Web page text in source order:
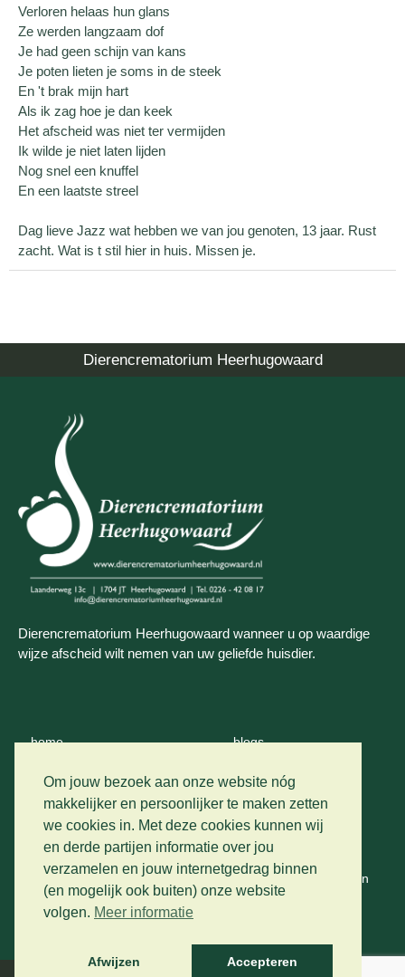
Om jouw bezoek aan onze website nóg
makkelijker en persoonlijker te maken zetten
we cookies in. Met deze cookies kunnen wij
en derde partijen informatie over jou
verzamelen en jouw internetgedrag binnen
(en mogelijk ook buiten) onze website
volgen. Meer informatie
Afwijzen Accepteren
Verloren helaas hun glans
Ze werden langzaam dof
Je had geen schijn van kans
Je poten lieten je soms in de steek
En 't brak mijn hart
Als ik zag hoe je dan keek
Het afscheid was niet ter vermijden
Ik wilde je niet laten lijden
Nog snel een knuffel
En een laatste streel
Dag lieve Jazz wat hebben we van jou genoten, 13 jaar. Rust
zacht. Wat is t stil hier in huis. Missen je.
Dierencrematorium Heerhugowaard
Dierencrematorium Heerhugowaard wanneer u op waardige
wijze afscheid wilt nemen van uw geliefde huisdier.
home
wie zijn wij
vervoer
prijslijst
blogs
contact
privacy
algemene voorwaarden